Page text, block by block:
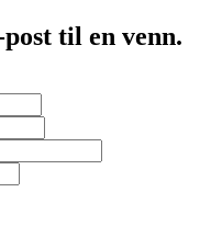
til en venn.